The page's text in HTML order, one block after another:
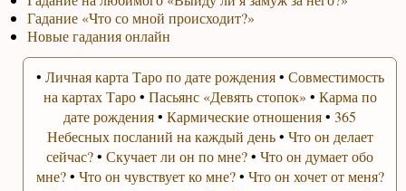
Гадание «Что со мной происходит?»
Новые гадания онлайн
• Личная карта Таро по дате рождения• Совместимость
на картах Таро• Пасьянс «Девять стопок» • Карма по
дате рождения•Кармические отношения•365
Небесных посланий на каждый день• Что он делает
сейчас?•Скучает ли он по мне?•Что он думает обо
мне?• Что он чувствует ко мне?• Что он хочет от меня?